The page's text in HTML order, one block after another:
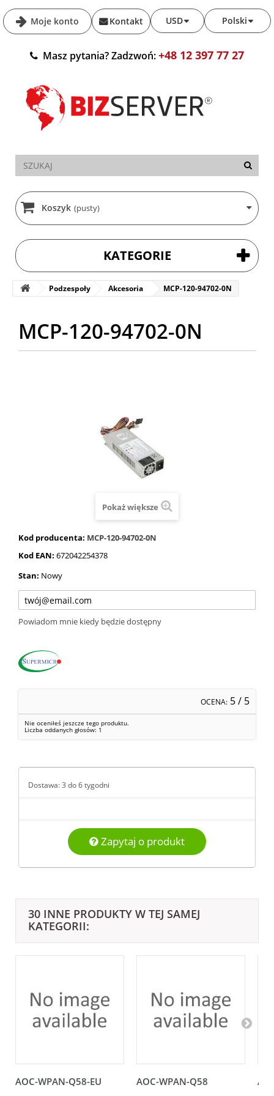
Moje konto Polski
USD
Kontakt
Masz pytania? Zadzwoń:+48 12 397 77 27
Koszyk (pusty)
KATEGORIE
Podzespoły Akcesoria MCP-120-94702-0N
MCP-120-94702-0N
Pokaż większe
Kod producenta: MCP-120-94702-0N
Kod EAN: 672042254378
Stan: Nowy
Powiadom mnie kiedy będzie dostępny
OCENA: 5/ 5
Nie oceniłeś jeszcze tego produktu.
Liczba oddanych głosów: 1
Dostawa: 3 do 6 tygodni
Zapytaj o produkt
30 INNE PRODUKTY W TEJ SAMEJ
KATEGORII:
AOC-WPAN-Q58-EU AOC-WPAN-Q58